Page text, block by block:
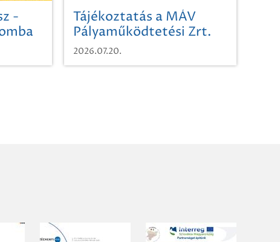
-
Tájékoztatás a MÁV
Pályaműködtetési Zrt.
Területi Igazgatóság
Debrecen-Miskolc
2026.07.20.